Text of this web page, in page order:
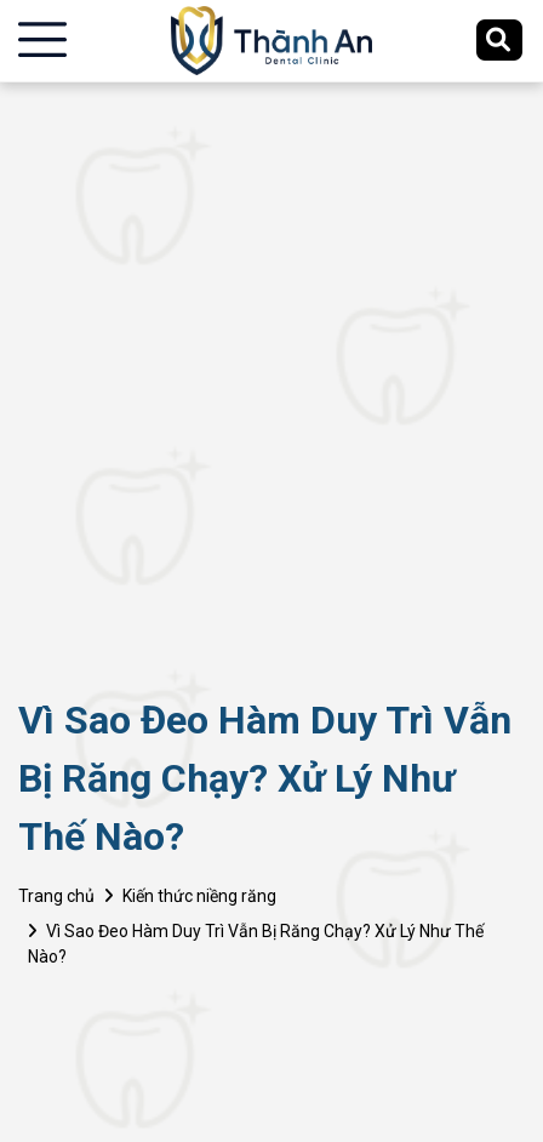
Vì Sao Đeo Hàm Duy Trì Vẫn
Bị Răng Chạy? Xử Lý Như
Thế Nào?
Trang chủ
Kiến thức niềng răng
Vì Sao Đeo Hàm Duy Trì Vẫn Bị Răng Chạy? Xử Lý Như Thế
Nào?